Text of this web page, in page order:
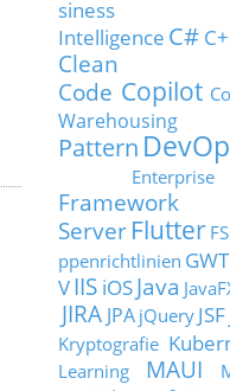
siness
Intelligence C#
Clean
Code Copilot
Warehousing
Pattern
Framework
Server Flutter
ppenrichtlinien GWT
VIIS iOSJava
JIRA JPA jQuery JSF
Kryptografie
Learning
MAUI